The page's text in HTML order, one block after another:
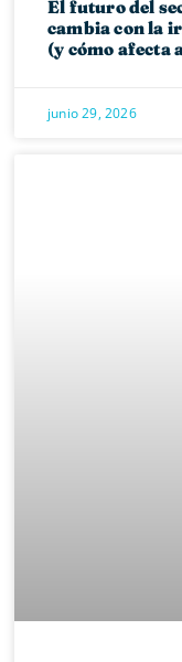
El futuro del
cambia con la
(y cómo afecta
junio 29, 2026